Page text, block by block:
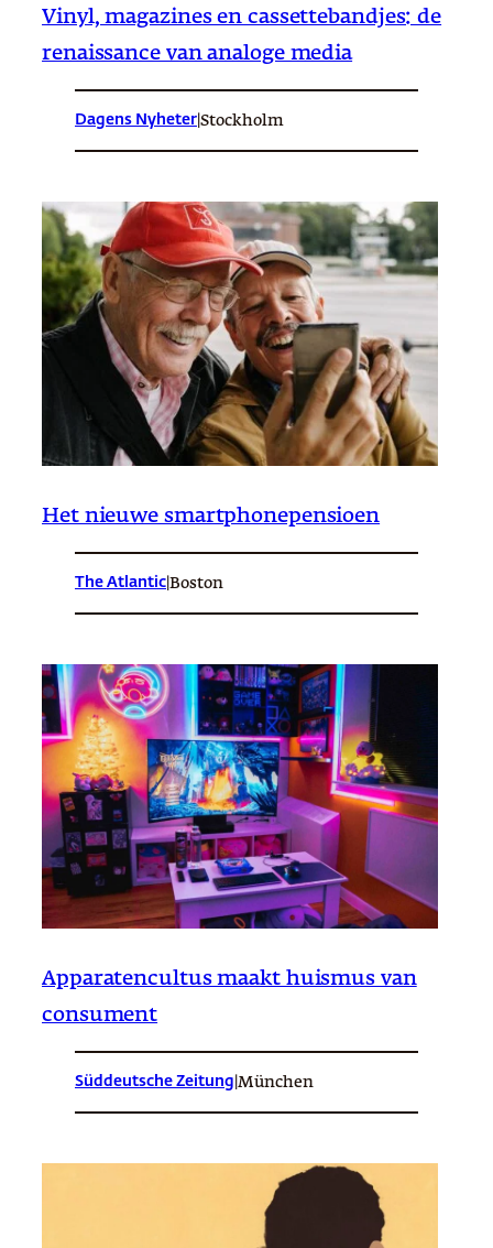
Vinyl, magazines en cassettebandjes: de
renaissance van analoge media
Dagens Nyheter Stockholm
Het nieuwe smartphonepensioen
The Atlantic Boston
Apparatencultus maakt huismus van
consument
Süddeutsche Zeitung München